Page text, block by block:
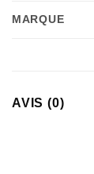
MARQUE
AVIS (0)